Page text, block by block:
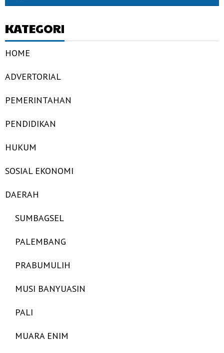
KATEGORI
HOME
ADVERTORIAL
PEMERINTAHAN
PENDIDIKAN
HUKUM
SOSIAL EKONOMI
DAERAH
SUMBAGSEL
PALEMBANG
PRABUMULIH
MUSI BANYUASIN
PALI
MUARA ENIM